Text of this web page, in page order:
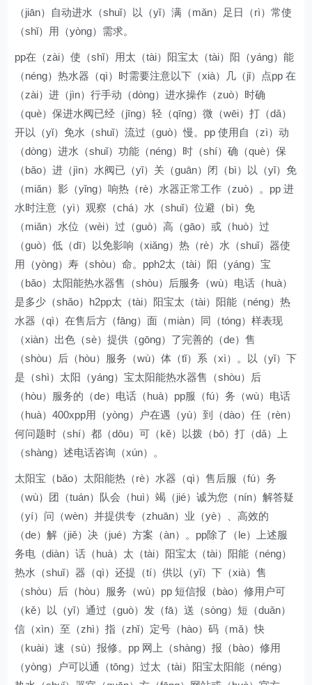
（jiān）自动进水（shuǐ）以（yǐ）满（mǎn）足日（rì）常使
（shǐ）用（yòng）需求。
pp在（zài）使（shǐ）用太（tài）阳宝太（tài）阳（yáng）能
（néng）热水器（qì）时需要注意以下（xià）几（jǐ）点pp 在
（zài）进（jìn）行手动（dòng）进水操作（zuò）时确
（què）保进水阀已经（jīng）轻（qīng）微（wēi）打（dǎ）
开以（yǐ）免水（shuǐ）流过（guò）慢。pp 使用自（zì）动
（dòng）进水（shuǐ）功能（néng）时（shí）确（què）保
（bǎo）进（jìn）水阀已（yǐ）关（guān）闭（bì）以（yǐ）免
（miǎn）影（yǐng）响热（rè）水器正常工作（zuò）。pp 进
水时注意（yì）观察（chá）水（shuǐ）位避（bì）免
（miǎn）水位（wèi）过（guò）高（gāo）或（huò）过
（guò）低（dī）以免影响（xiǎng）热（rè）水（shuǐ）器使
用（yòng）寿（shòu）命。pph2太（tài）阳（yáng）宝
（bǎo）太阳能热水器售（shòu）后服务（wù）电话（huà）
是多少（shǎo）h2pp太（tài）阳宝太（tài）阳能（néng）热
水器（qì）在售后方（fāng）面（miàn）同（tóng）样表现
（xiàn）出色（sè）提供（gōng）了完善的（de）售
（shòu）后（hòu）服务（wù）体（tǐ）系（xì）。以（yǐ）下
是（shì）太阳（yáng）宝太阳能热水器售（shòu）后
（hòu）服务的（de）电话（huà）pp服（fú）务（wù）电话
（huà）400xpp用（yòng）户在遇（yù）到（dào）任（rèn）
何问题时（shí）都（dōu）可（kě）以拨（bō）打（dǎ）上
（shàng）述电话咨询（xún）。
太阳宝（bǎo）太阳能热（rè）水器（qì）售后服（fú）务
（wù）团（tuán）队会（huì）竭（jié）诚为您（nín）解答疑
（yí）问（wèn）并提供专（zhuān）业（yè）、高效的
（de）解（jiě）决（jué）方案（àn）。pp除了（le）上述服
务电（diàn）话（huà）太（tài）阳宝太（tài）阳能（néng）
热水（shuǐ）器（qì）还提（tí）供以（yǐ）下（xià）售
（shòu）后（hòu）服务（wù）pp 短信报（bào）修用户可
（kě）以（yǐ）通过（guò）发（fā）送（sòng）短（duǎn）
信（xìn）至（zhì）指（zhǐ）定号（hào）码（mǎ）快
（kuài）速（sù）报修。pp 网上（shàng）报（bào）修用
（yòng）户可以通（tōng）过太（tài）阳宝太阳能（néng）